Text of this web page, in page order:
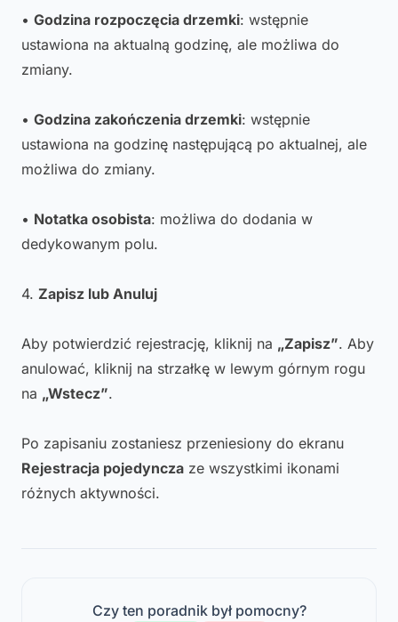
• Godzina rozpoczęcia drzemki: wstępnie
ustawiona na aktualną godzinę, ale możliwa do
zmiany.
• Godzina zakończenia drzemki: wstępnie
ustawiona na godzinę następującą po aktualnej, ale
możliwa do zmiany.
• Notatka osobista: możliwa do dodania w
dedykowanym polu.
4. Zapisz lub Anuluj
Aby potwierdzić rejestrację, kliknij na „Zapisz”. Aby
anulować, kliknij na strzałkę w lewym górnym rogu
na „Wstecz”.
Po zapisaniu zostaniesz przeniesiony do ekranu
Rejestracja pojedyncza ze wszystkimi ikonami
różnych aktywności.
Czy ten poradnik był pomocny?